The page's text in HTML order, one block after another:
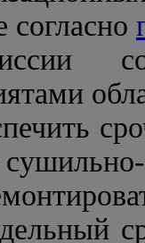
согласно